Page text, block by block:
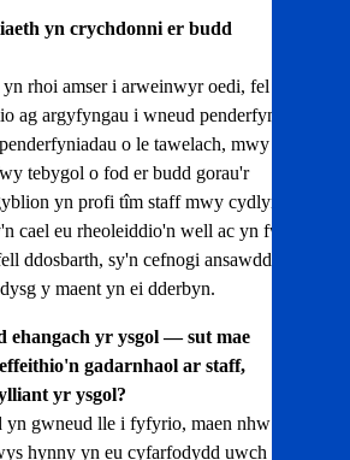
yn crychdonni er budd
rhoi amser i arweinwyr oedi, fel y
ag argyfyngau i wneud penderfyniadau
o le tawelach, mwy
tebygol o fod er budd gorau'r
yn profi tîm staff mwy cydlynol,
cael eu rheoleiddio'n well ac yn fwy
ddosbarth, sy'n cefnogi ansawdd a
y maent yn ei dderbyn.
ehangach yr ysgol — sut mae
gadarnhaol ar staff,
yr ysgol?
gwneud lle i fyfyrio, maen nhw’n
hynny yn eu cyfarfodydd uwch